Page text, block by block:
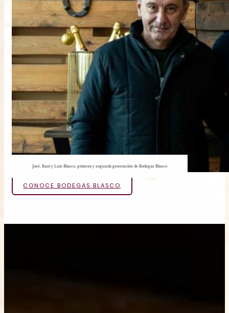
José, Raul y Luís Blasco, primera y segunda generación de Bodegas Blasco
CONOCE BODEGAS BLASCO